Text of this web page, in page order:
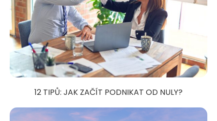
12 TIPŮ: JAK ZAČÍT PODNIKAT OD NULY?